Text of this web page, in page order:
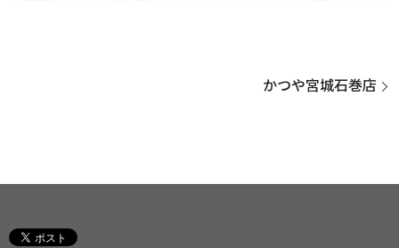
かつや宮城石巻店